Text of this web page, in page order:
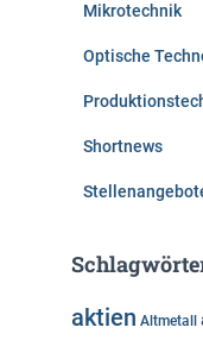
Mikrotechnik
Optische
Shortnews
aktien Altmetall